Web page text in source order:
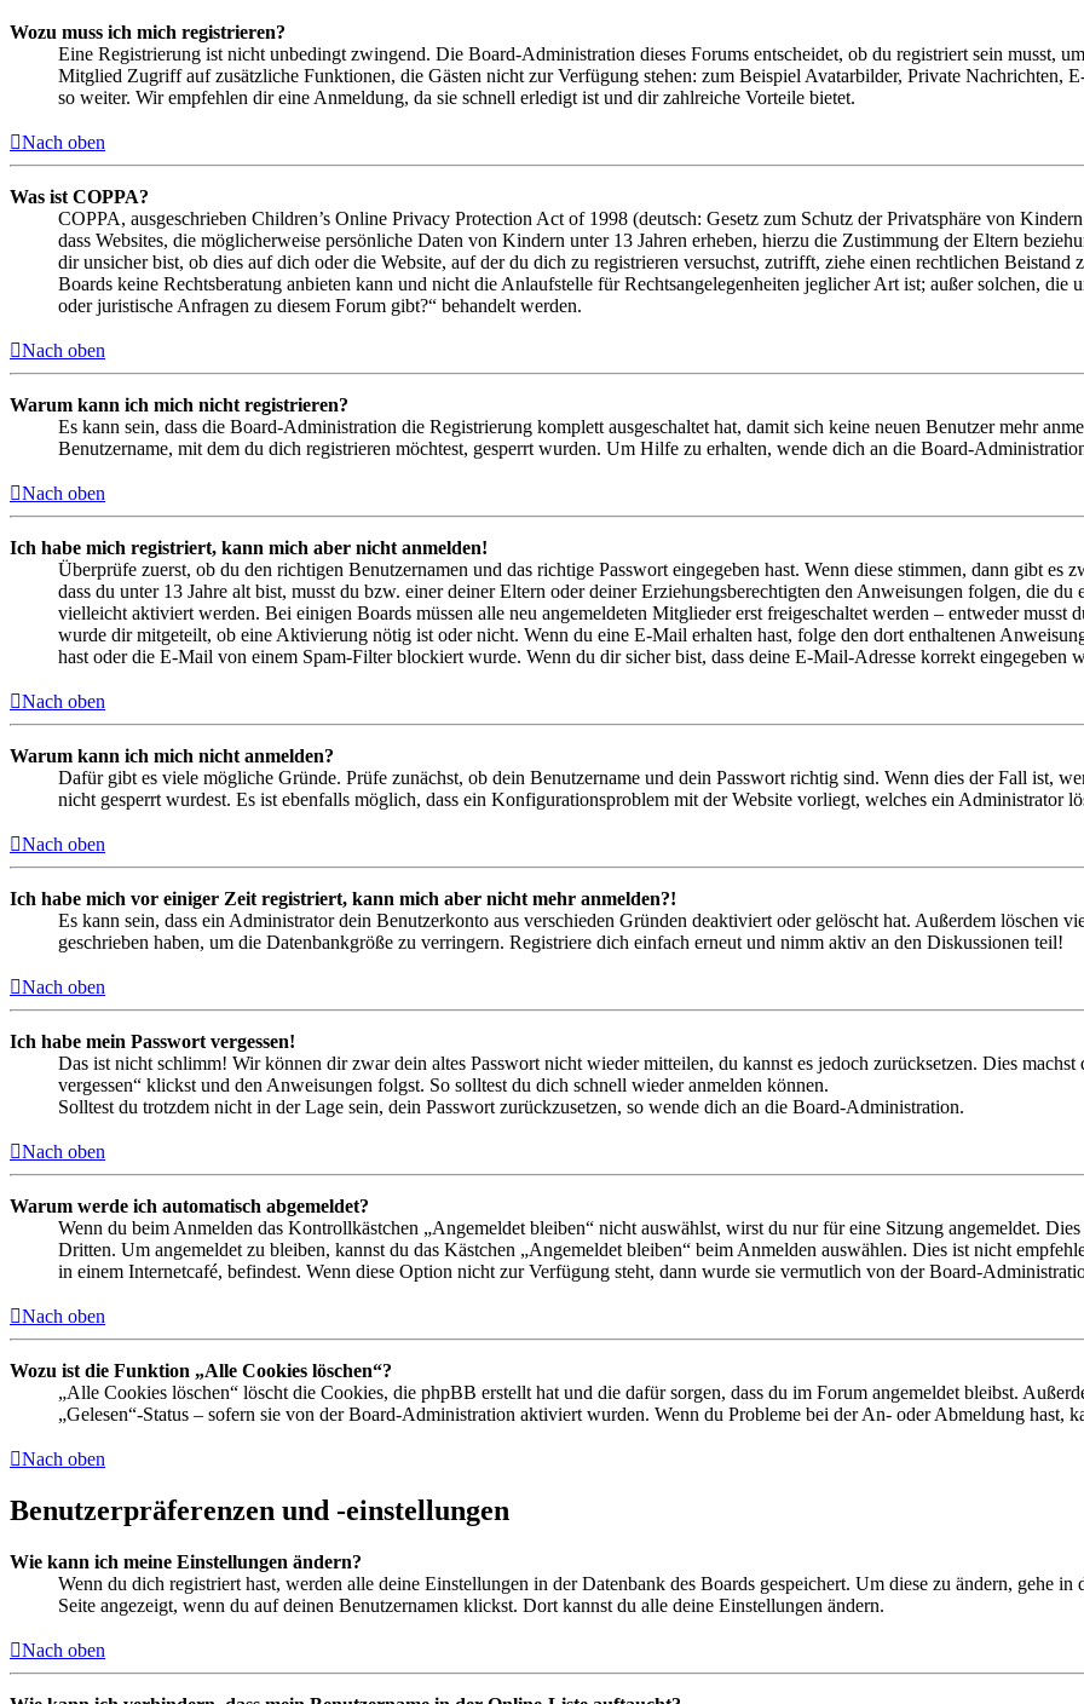
Wozu muss ich mich registrieren?
Eine Registrierung ist nicht unbedingt zwingend. Die Board-Administration dieses Forums entscheidet, ob du registriert sein musst,
Mitglied Zugriff auf zusätzliche Funktionen, die Gästen nicht zur Verfügung stehen: zum Beispiel Avatarbilder, Private Nachrichten,
so weiter. Wir empfehlen dir eine Anmeldung, da sie schnell erledigt ist und dir zahlreiche Vorteile bietet.
Nach oben
Was ist COPPA?
COPPA, ausgeschrieben Children’s Online Privacy Protection Act of 1998 (deutsch: Gesetz zum Schutz der Privatsphäre von
dass Websites, die möglicherweise persönliche Daten von Kindern unter 13 Jahren erheben, hierzu die Zustimmung der Eltern
dir unsicher bist, ob dies auf dich oder die Website, auf der du dich zu registrieren versuchst, zutrifft, ziehe einen rechtlichen
Boards keine Rechtsberatung anbieten kann und nicht die Anlaufstelle für Rechtsangelegenheiten jeglicher Art ist; außer solchen,
oder juristische Anfragen zu diesem Forum gibt?“ behandelt werden.
Nach oben
Warum kann ich mich nicht registrieren?
Es kann sein, dass die Board-Administration die Registrierung komplett ausgeschaltet hat, damit sich keine neuen Benutzer mehr
Benutzername, mit dem du dich registrieren möchtest, gesperrt wurden. Um Hilfe zu erhalten, wende dich an die Board-
Nach oben
Ich habe mich registriert, kann mich aber nicht anmelden!
Überprüfe zuerst, ob du den richtigen Benutzernamen und das richtige Passwort eingegeben hast. Wenn diese stimmen, dann gibt es
dass du unter 13 Jahre alt bist, musst du bzw. einer deiner Eltern oder deiner Erziehungsberechtigten den Anweisungen folgen, die
vielleicht aktiviert werden. Bei einigen Boards müssen alle neu angemeldeten Mitglieder erst freigeschaltet werden – entweder musst
wurde dir mitgeteilt, ob eine Aktivierung nötig ist oder nicht. Wenn du eine E-Mail erhalten hast, folge den dort enthaltenen
hast oder die E-Mail von einem Spam-Filter blockiert wurde. Wenn du dir sicher bist, dass deine E-Mail-Adresse korrekt eingegeben
Nach oben
Warum kann ich mich nicht anmelden?
Dafür gibt es viele mögliche Gründe. Prüfe zunächst, ob dein Benutzername und dein Passwort richtig sind. Wenn dies der Fall ist,
nicht gesperrt wurdest. Es ist ebenfalls möglich, dass ein Konfigurationsproblem mit der Website vorliegt, welches ein Administrator
Nach oben
Ich habe mich vor einiger Zeit registriert, kann mich aber nicht mehr anmelden?!
Es kann sein, dass ein Administrator dein Benutzerkonto aus verschieden Gründen deaktiviert oder gelöscht hat. Außerdem löschen
geschrieben haben, um die Datenbankgröße zu verringern. Registriere dich einfach erneut und nimm aktiv an den Diskussionen teil!
Nach oben
Ich habe mein Passwort vergessen!
Das ist nicht schlimm! Wir können dir zwar dein altes Passwort nicht wieder mitteilen, du kannst es jedoch zurücksetzen. Dies
vergessen“ klickst und den Anweisungen folgst. So solltest du dich schnell wieder anmelden können.
Solltest du trotzdem nicht in der Lage sein, dein Passwort zurückzusetzen, so wende dich an die Board-Administration.
Nach oben
Warum werde ich automatisch abgemeldet?
Wenn du beim Anmelden das Kontrollkästchen „Angemeldet bleiben“ nicht auswählst, wirst du nur für eine Sitzung angemeldet.
Dritten. Um angemeldet zu bleiben, kannst du das Kästchen „Angemeldet bleiben“ beim Anmelden auswählen. Dies ist nicht
in einem Internetcafé, befindest. Wenn diese Option nicht zur Verfügung steht, dann wurde sie vermutlich von der Board-
Nach oben
Wozu ist die Funktion „Alle Cookies löschen“?
„Alle Cookies löschen“ löscht die Cookies, die phpBB erstellt hat und die dafür sorgen, dass du im Forum angemeldet bleibst.
„Gelesen“-Status – sofern sie von der Board-Administration aktiviert wurden. Wenn du Probleme bei der An- oder Abmeldung hast,
Nach oben
Benutzerpräferenzen und -einstellungen
Wie kann ich meine Einstellungen ändern?
Wenn du dich registriert hast, werden alle deine Einstellungen in der Datenbank des Boards gespeichert. Um diese zu ändern, gehe
Seite angezeigt, wenn du auf deinen Benutzernamen klickst. Dort kannst du alle deine Einstellungen ändern.
Nach oben